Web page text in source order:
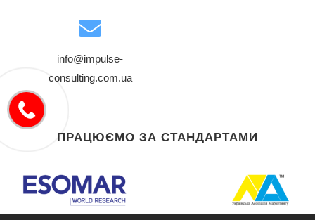
info@impulse-
consulting.com.ua
ПРАЦЮЄМО ЗА СТАНДАРТАМИ